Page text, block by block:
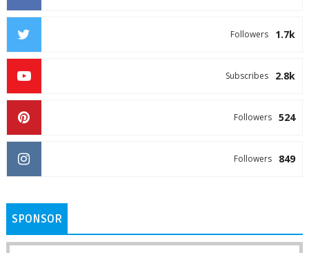
1.7k
Followers
2.8k
Subscribes
524
Followers
849
Followers
SPONSOR